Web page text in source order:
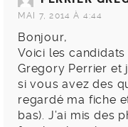
MAI 7, 2014 À 4:44
Bonjour,
Voici les
Gregory Perrier et
si vous avez des
regardé ma fiche
bas). J’ai mis des